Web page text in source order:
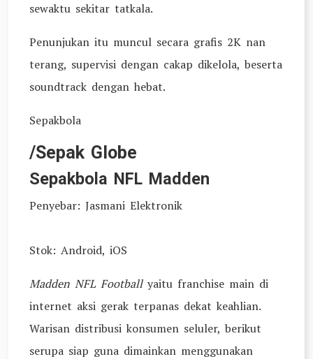
sewaktu sekitar tatkala.
Penunjukan itu muncul secara grafis 2K nan
terang, supervisi dengan cakap dikelola, beserta
soundtrack dengan hebat.
Sepakbola
/Sepak Globe
Sepakbola NFL Madden
Penyebar: Jasmani Elektronik
Stok: Android, iOS
Madden NFL Football yaitu franchise main di
internet aksi gerak terpanas dekat keahlian.
Warisan distribusi konsumen seluler, berikut
serupa siap guna dimainkan menggunakan